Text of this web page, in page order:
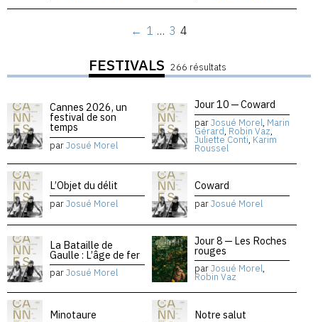
← 1 … 3 4
FESTIVALS 266 résultats
Cannes 2026, un
festival de son
temps
parJosué Morel
Jour 10 — Coward
parJosué Morel, Marin
Gérard, Robin Vaz,
Juliette Conti, Karim
Roussel
L’Objet du délit
parJosué Morel
Coward
parJosué Morel
La Bataille de
Gaulle : L’âge de fer
parJosué Morel
Jour 8 — Les Roches
rouges
parJosué Morel,
Robin Vaz
Minotaure Notre salut